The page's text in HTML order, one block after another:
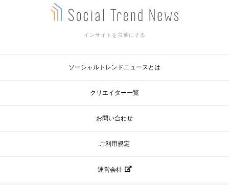
インサイトを言葉にする
ソーシャルトレンドニュースとは
クリエイター一覧
お問い合わせ
ご利用規定
運営会社